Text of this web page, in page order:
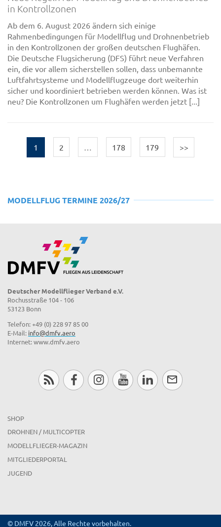
in Kontrollzonen
Ab dem 6. August 2026 ändern sich einige
Rahmenbedingungen für Modellflug und Drohnenbetrieb
in den Kontrollzonen der großen deutschen Flughäfen.
Die Deutsche Flugsicherung (DFS) führt neue Verfahren
ein, die vor allem sicherstellen sollen, dass unbemannte
Luftfahrtsysteme und Modellflugzeuge dort weiterhin
sicher und koordiniert betrieben werden können. Was ist
neu? Die Kontrollzonen um Flughäfen werden jetzt [...]
1 2 … 178 179 >>
MODELLFLUG TERMINE 2026/27
Deutscher Modellflieger Verband e.V.
Rochusstraße 104 - 106
53123 Bonn
Telefon: +49 (0) 228 97 85 00
E-Mail: info@dmfv.aero
Internet: www.dmfv.aero
SHOP
DROHNEN / MULTICOPTER
MODELLFLIEGER-MAGAZIN
MITGLIEDERPORTAL
JUGEND
© DMFV 2026, Alle Rechte vorbehalten.